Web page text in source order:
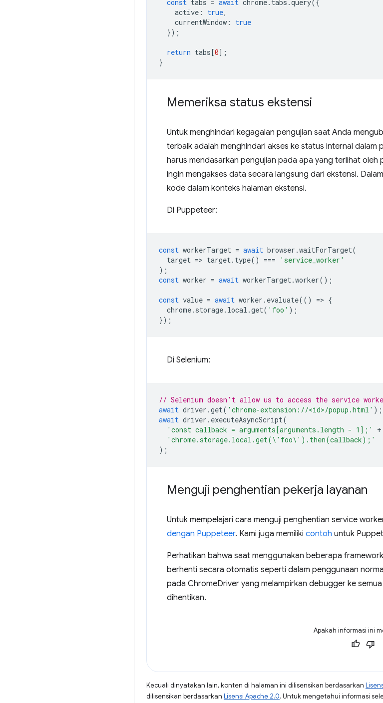
const tabs = await chrome. tabs .query({
active : true,
currentWindow :
true
});
return tabs[0];
}
Memeriksa status ekstensi
Untuk menghindari kegagalan pengujian saat Anda
terbaik adalah menghindari akses ke status internal dalam
harus mendasarkan pengujian pada apa yang terlihat
ingin mengakses data secara langsung dari ekstensi.
kode dalam konteks halaman ekstensi.
Di Puppeteer:
const workerTarget = await browser .waitForTarget(
target => target. type() ===
'service_worker'
);
const worker = await workerTarget.worker();
const value = await worker . evaluate(() => {
chrome. storage. local .get( 'foo' );
});
Di Selenium:
// Selenium doesn't allow us to access the service
await driver .get( 'chrome-extension://<id>/popup.html' );
await driver . executeAsyncScript(
'const callback = arguments[arguments.length - 1];'
+
'chrome.storage.local.get(\'foo\').then(callback);'
);
Menguji penghentian pekerja layanan
Untuk mempelajari cara menguji penghentian service
dengan Puppeteer. Kami juga memiliki contoh untuk
Perhatikan bahwa saat menggunakan beberapa
berhenti secara otomatis seperti dalam penggunaan
pada ChromeDriver yang melampirkan debugger ke
dihentikan.
Apakah informasi ini
Kecuali dinyatakan lain, konten di halaman ini dilisensikan berdasarkan
dilisensikan berdasarkan Lisensi Apache 2.0. Untuk mengetahui informasi